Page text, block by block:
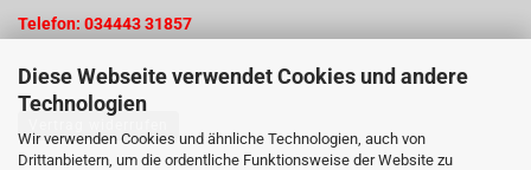
Diese Webseite verwendet Cookies und andere
Technologien
Wir verwenden Cookies und ähnliche Technologien, auch von
Drittanbietern, um die ordentliche Funktionsweise der Website zu
Telefon: 034443 31857